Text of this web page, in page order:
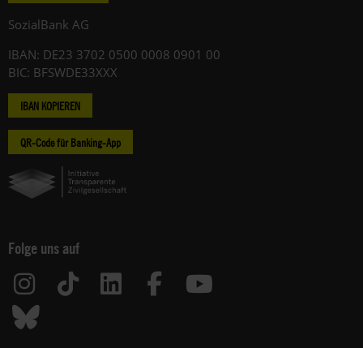
SozialBank AG
IBAN: DE23 3702 0500 0008 0901 00
BIC: BFSWDE33XXX
IBAN KOPIEREN
QR-Code für Banking-App
Folge uns auf